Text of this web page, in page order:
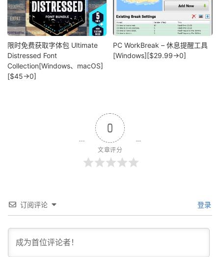
限时免费获取字体包 Ultimate
Distressed Font
Collection[Windows、macOS]
[$45→0]
PC WorkBreak – 休息提醒工具
[Windows][$29.99→0]
0
文章评分
订阅评论 登录